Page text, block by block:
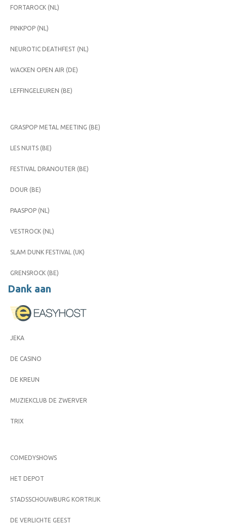
FORTAROCK (NL)
PINKPOP (NL)
NEUROTIC DEATHFEST (NL)
WACKEN OPEN AIR (DE)
LEFFINGELEUREN (BE)
GRASPOP METAL MEETING (BE)
LES NUITS (BE)
FESTIVAL DRANOUTER (BE)
DOUR (BE)
PAASPOP (NL)
VESTROCK (NL)
SLAM DUNK FESTIVAL (UK)
GRENSROCK (BE)
Dank aan
JEKA
DE CASINO
DE KREUN
MUZIEKCLUB DE ZWERVER
TRIX
COMEDYSHOWS
HET DEPOT
STADSSCHOUWBURG KORTRIJK
DE VERLICHTE GEEST